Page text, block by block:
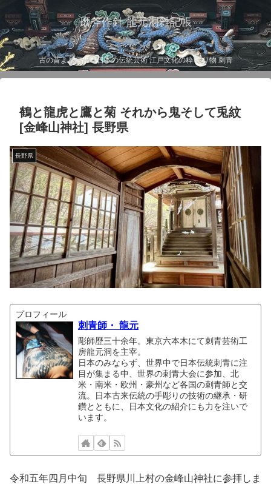
磨斧作針 龍元洞雑記帳
古の昔より伝わる日本の伝統芸術 江戸文化の粋 彫り物 刺青
鶴と龍虎と鷹と菊 それから鬼そして兎紋
[金峰山神社] 長野県
長野県
プロフィール
刺青師・ 龍元
彫師歴三十余年。東京六本木にて刺青芸術工
房龍元洞を主宰。
日本のみならず、世界中で日本伝統刺青に注
目が集まる中、世界の刺青大会に参加、北
米・南米・欧州・豪州など各国の刺青師と交
流。日本古来伝統の手彫りの技術の継承・研
鑽とともに、日本文化の紹介にも力を注いで
います。
令和五年四月中旬 長野県川上村の金峰山神社に参拝しま